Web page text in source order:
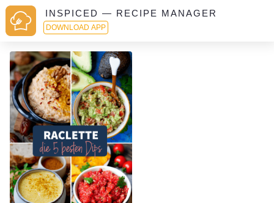
INSPICED — RECIPE MANAGER
DOWNLOAD APP